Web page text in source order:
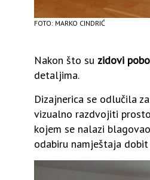
FOTO: MARKO CINDRIĆ
Nakon što su zidovi
detaljima.
Dizajnerica se odlučila
vizualno razdvojiti
kojem se nalazi
odabiru namještaja